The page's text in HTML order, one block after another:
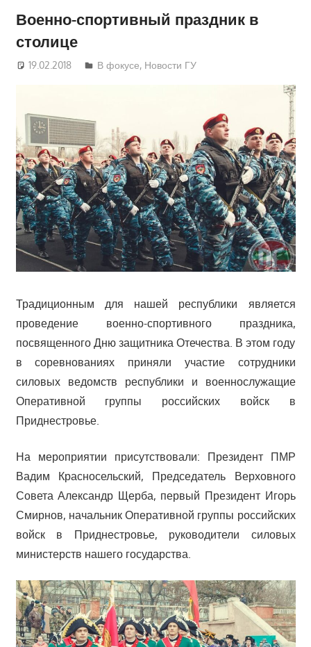
Военно-спортивный праздник в
столице
19.02.2018 Руслан Додонов
В фокусе, Новости ГУ
Традиционным для нашей республики является
проведение военно-спортивного праздника,
посвященного Дню защитника Отечества. В этом году
в соревнованиях приняли участие сотрудники
силовых ведомств республики и военнослужащие
Оперативной группы российских войск в
Приднестровье.
На мероприятии присутствовали: Президент ПМР
Вадим Красносельский, Председатель Верховного
Совета Александр Щерба, первый Президент Игорь
Смирнов, начальник Оперативной группы российских
войск в Приднестровье, руководители силовых
министерств нашего государства.